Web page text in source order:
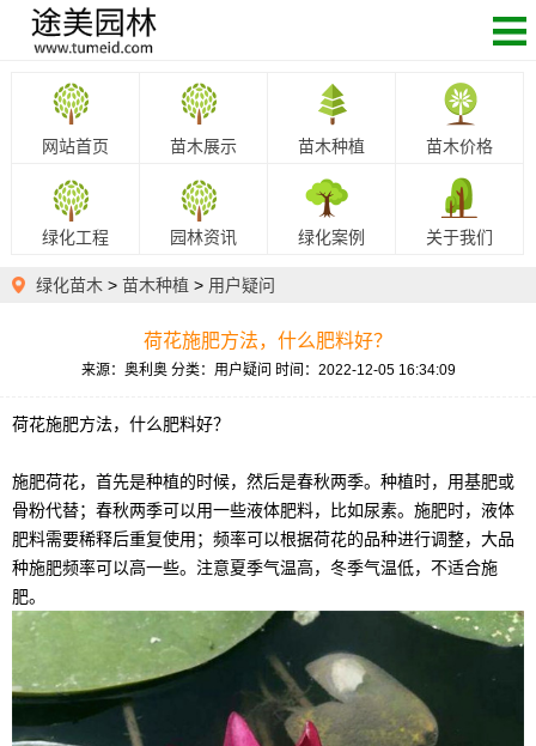
网站首页 苗木展示 苗木种植 苗木价格
绿化工程 园林资讯 绿化案例 关于我们
绿化苗木 > 苗木种植 > 用户疑问
荷花施肥方法，什么肥料好？
来源：奥利奥 分类：用户疑问 时间：2022-12-05 16:34:09
荷花施肥方法，什么肥料好？
施肥荷花，首先是种植的时候，然后是春秋两季。种植时，用基肥或
骨粉代替；春秋两季可以用一些液体肥料，比如尿素。施肥时，液体
肥料需要稀释后重复使用；频率可以根据荷花的品种进行调整，大品
种施肥频率可以高一些。注意夏季气温高，冬季气温低，不适合施
肥。